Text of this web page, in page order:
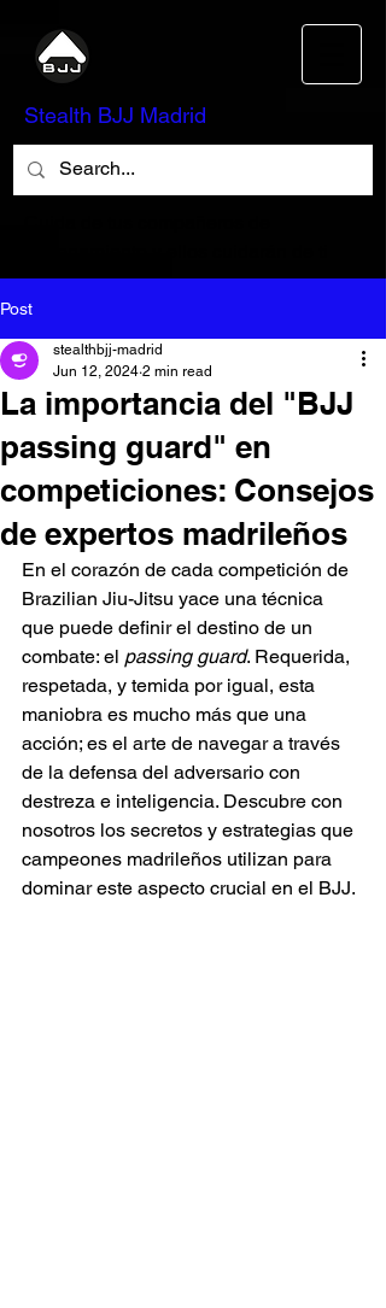
Stealth BJJ Madrid
Post
La importancia del "BJJ
passing guard" en
competiciones: Consejos
de expertos madrileños
stealthbjj-madrid
Jun 12, 2024 2 min read
En el corazón de cada competición de
Brazilian Jiu-Jitsu yace una técnica
que puede definir el destino de un
combate: el passing guard. Requerida,
respetada, y temida por igual, esta
maniobra es mucho más que una
acción; es el arte de navegar a través
de la defensa del adversario con
destreza e inteligencia. Descubre con
nosotros los secretos y estrategias que
campeones madrileños utilizan para
dominar este aspecto crucial en el BJJ.